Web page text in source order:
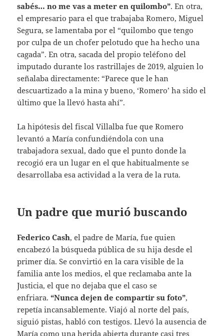
sabés… no me vas a meter en quilombo”. En otra,
el empresario para el que trabajaba Romero, Miguel
Segura, se lamentaba por el “quilombo que tengo
por culpa de un chofer pelotudo que ha hecho una
cagada”. En otra, sacada del propio teléfono del
imputado durante los rastrillajes de 2019, alguien lo
señalaba directamente: “Parece que le han
descuartizado a la mina y bueno, ‘Romero’ ha sido el
último que la llevó hasta ahí”.
La hipótesis del fiscal Villalba fue que Romero
levantó a María confundiéndola con una
trabajadora sexual, dado que el punto donde la
recogió era un lugar en el que habitualmente se
desarrollaba esa actividad a la vera de la ruta.
Un padre que murió buscando
Federico Cash, el padre de María, fue quien
encabezó la búsqueda pública de su hija desde el
primer día. Se convirtió en la cara visible de la
familia ante los medios, el que reclamaba ante la
Justicia, el que no dejaba que el caso se
enfriara. “Nunca dejen de compartir su foto”,
repetía incansablemente. Viajó al norte del país,
siguió pistas, habló con testigos. Llevó la ausencia de
María como una herida abierta durante casi tres